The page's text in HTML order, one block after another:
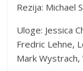
Rezija: Michael
Uloge: Jessica
Fredric Lehne,
Mark Wystrach,